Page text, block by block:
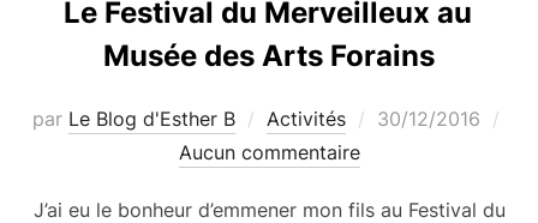
Le Festival du Merveilleux au
Musée des Arts Forains
par Le Blog d'Esther B Activités
Publié
30/12/2016
Aucun commentaire
J’ai eu le bonheur d’emmener mon fils au Festival du